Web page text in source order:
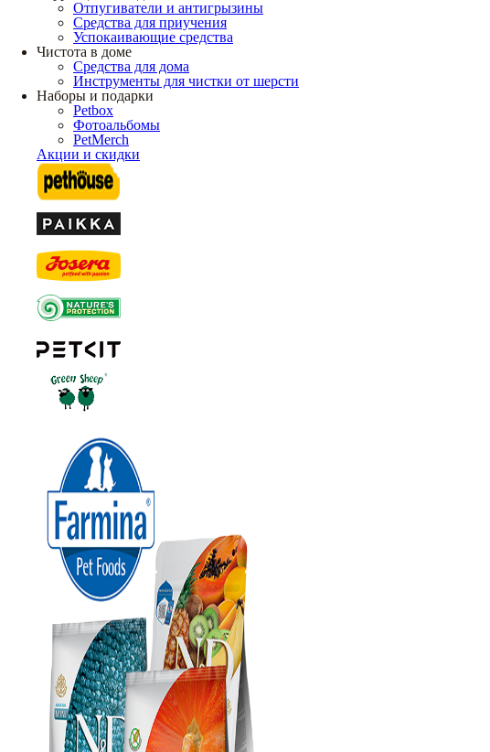
Отпугиватели и антигрызины
Средства для приучения
Успокаивающие средства
Чистота в доме
Средства для дома
Инструменты для чистки от шерсти
Наборы и подарки
Petbox
Фотоальбомы
PetMerch
Акции и скидки